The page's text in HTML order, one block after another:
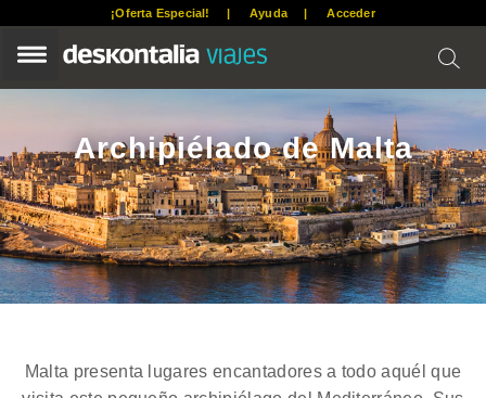
¡Oferta Especial! Ayuda Acceder
k
t
r
i
m
a
r
y
n
a
k
t
a
i
n
c
o
n
t
e
k
t
o
o
t
e
r
Archipiélado de Malta
Malta presenta lugares encantadores a todo aquél que